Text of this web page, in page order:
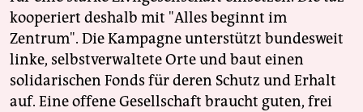
kooperiert deshalb mit "Alles beginnt im
Zentrum". Die Kampagne unterstützt bundesweit
linke, selbstverwaltete Orte und baut einen
solidarischen Fonds für deren Schutz und Erhalt
auf. Eine offene Gesellschaft braucht guten, frei